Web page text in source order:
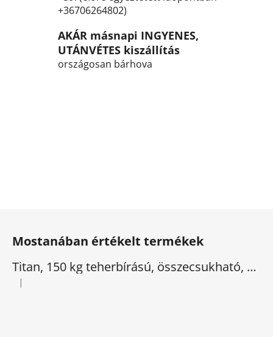
m
e
i
+36706264802)
AKÁR másnapi INGYENES,
UTÁNVÉTES kiszállítás
országosan bárhova
Mostanában értékelt termékek
Titan, 150 kg teherbírású, összecsukható, elektromos háromkerekű
A termék értékelése 5-ből 5 csillag.
|